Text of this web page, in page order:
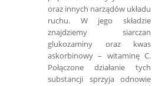
oraz innych narządów układu
ruchu. W jego składzie
znajdziemy siarczan
glukozaminy oraz kwas
askorbinowy – witaminę C.
Połączone działanie tych
substancji sprzyja odnowie